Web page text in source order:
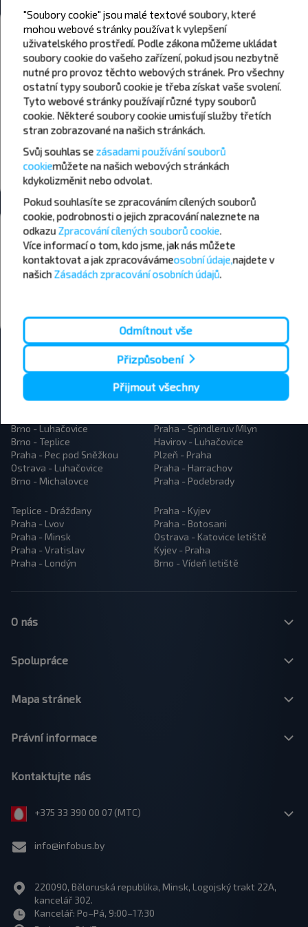
Počasí
09
+21°C Den
+16°C Večer
10
+18°C Ráno
+23°C
+19°C Večer
11
+15°C
+19°C
Chcete cestovat levněji?
Nenechte si ujít akce, slevy a další zajímavé nabídky od společnosti
INFOBUS. Přihlaste se k odběru novinek a cestujte s námi levněji!
Popularne trasy autobusów
Brno - Luhačovice
Brno - Teplice
Praha - Pec pod Sněžkou
Ostrava - Luhačovice
Brno - Michalovce
Praha - Spindleruv Mlyn
Havirov - Luhačovice
Plzeň - Praha
Praha - Harrachov
Praha - Podebrady
Teplice - Drážďany
Praha - Lvov
Praha - Minsk
Praha - Vratislav
Praha - Londýn
Praha - Kyjev
Praha - Botosani
Ostrava - Katovice letiště
Kyjev - Praha
Brno - Vídeň letiště
O nás
Spolupráce
Mapa stránek
Právní informace
Kontaktujte nás
+375 33 390 00 07 (МТС)
info@infobus.by
220090, Běloruská republika, Minsk, Logojský trakt 22A,
kancelář 302.
Kancelář: Po–Pá, 9:00–17:30
"Soubory cookie" jsou malé textové soubory, které
mohou webové stránky používat k vylepšení
uživatelského prostředí. Podle zákona můžeme ukládat
soubory cookie do vašeho zařízení, pokud jsou nezbytně
nutné pro provoz těchto webových stránek. Pro všechny
ostatní typy souborů cookie je třeba získat vaše svolení.
Tyto webové stránky používají různé typy souborů
cookie. Některé soubory cookie umisťují služby třetích
stran zobrazované na našich stránkách.
Svůj souhlas se zásadami používání souborů
cookiemůžetena našich webových stránkách
kdykolizměnit nebo odvolat.
Pokud souhlasíte se zpracováním cílených souborů
cookie, podrobnosti o jejich zpracování naleznete na
odkazu Zpracování cílených souborů cookie.
Více informací o tom,kdo jsme, jak nás můžete
kontaktovat a jak zpracovávámeosobní údaje,najdete v
našich Zásadách zpracování osobních údajů.
Odmítnout vše
Přizpůsobení
Přijmout všechny